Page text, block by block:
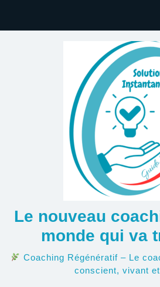
Le nouveau
monde qui va
Coaching Régénératif – Le
conscient, vivant